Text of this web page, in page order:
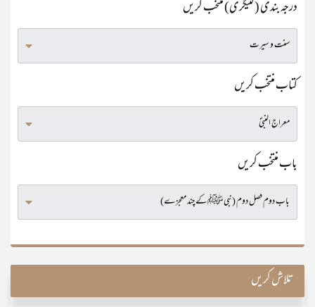
درجہ بندی (کٹیگری) منتخب کریں
کتاب منتخب کریں
باب منتخب کریں
تلاش کریں